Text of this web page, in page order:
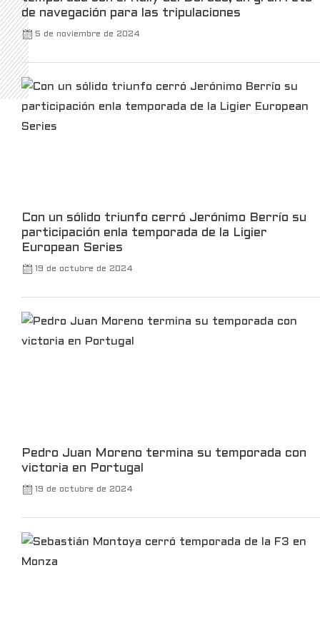
Kalshi Traders @kalshitrade · 3 Mar
watch market, in partnership with Bezel.
@robinhoodapp 3 Mar
all the announcements made at Robinhood
de navegación para las tripulaciones
5 de noviembre de 2024
Con un sólido triunfo cerró Jerónimo Berrío su
participación enla temporada de la Ligier
European Series
19 de octubre de 2024
Pedro Juan Moreno termina su temporada con
victoria en Portugal
19 de octubre de 2024